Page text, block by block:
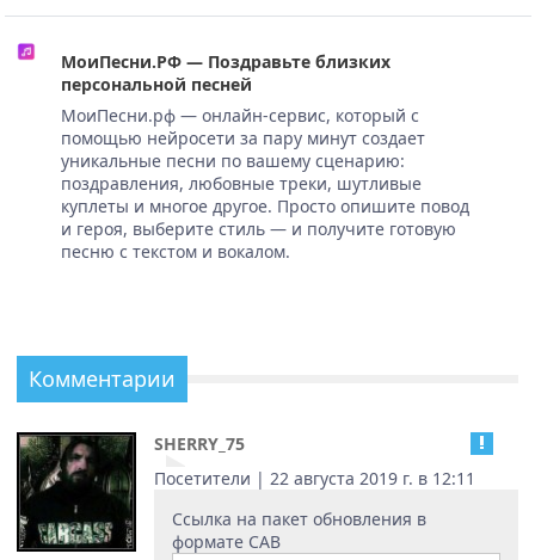
МоиПесни.РФ — Поздравьте близких
персональной песней
МоиПесни.рф — онлайн-сервис, который с
помощью нейросети за пару минут создает
уникальные песни по вашему сценарию:
поздравления, любовные треки, шутливые
куплеты и многое другое. Просто опишите повод
и героя, выберите стиль — и получите готовую
песню с текстом и вокалом.
Комментарии
SHERRY_75
Посетители | 22 августа 2019 г. в 12:11
Ссылка на пакет обновления в
формате CAB